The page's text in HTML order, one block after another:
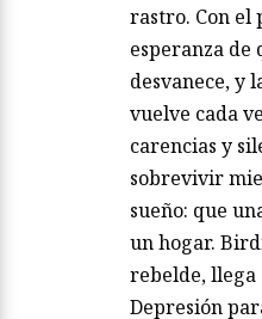
rastro. Con el
esperanza de
desvanece, y
vuelve cada
carencias y
sobrevivir
sueño: que
un hogar.
rebelde, llega
Depresión